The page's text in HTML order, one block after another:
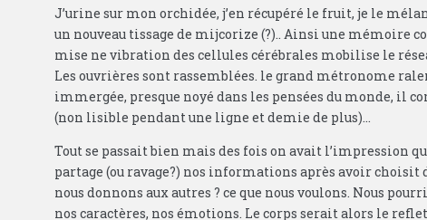
J’urine sur mon orchidée, j’en récupéré le fruit, je le
un nouveau tissage de mijcorize (?).. Ainsi une mémoire
mise ne vibration des cellules cérébrales mobilise le
Les ouvrières sont rassemblées. le grand métronome
immergée, presque noyé dans les pensées du monde, il
(non lisible pendant une ligne et demie de plus)…
Tout se passait bien mais des fois on avait l’impression
partage (ou ravage?) nos informations après avoir
nous donnons aux autres ? ce que nous voulons. Nous
nos caractères, nos émotions. Le corps serait alors le